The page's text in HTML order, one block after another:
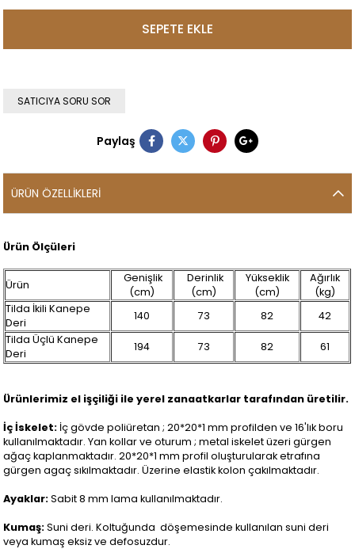
SATICIYA SORU SOR
Paylaş
ÜRÜN ÖZELLIKLERI
Ürün Ölçüleri
Ürün
Genişlik
(cm)
Derinlik
(cm)
Yükseklik
(cm)
Ağırlık
(kg)
Tilda İkili Kanepe
Deri
140 73 82
42
Tilda Üçlü Kanepe
Deri
194 73 82 61
Ürünlerimiz el işçiliği ile yerel zanaatkarlar tarafından üretilir.
İç İskelet: İç gövde poliüretan ; 20*20*1 mm profilden ve 16'lık boru
kullanılmaktadır. Yan kollar ve oturum ; metal iskelet üzeri gürgen
ağaç kaplanmaktadır. 20*20*1 mm profil oluşturularak etrafına
gürgen agaç sıkılmaktadır. Üzerine elastik kolon çakılmaktadır.
Ayaklar:Sabit 8 mm lama kullanılmaktadır.
Kumaş:Suni deri. Koltuğunda döşemesinde kullanılan suni deri
veya kumaş eksiz ve defosuzdur.